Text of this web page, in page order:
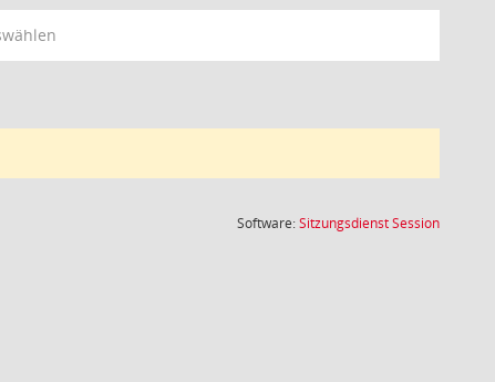
Software:SitzungsdienstSession(Wird in